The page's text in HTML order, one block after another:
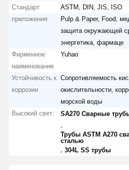
Стандарт
ASTM, DIN, JIS, ISO
приложения
Pulp & Paper, Food,
защита окружающей
энергетика, фармаце
Фирменное
наименование
Yuhao
Устойчивость к
коррозии
Сопротивляемость
окислительности,
морской воды
Высокий свет:
SA270 Сварные
Трубы ASTM A270
сталью
,304L SS трубы